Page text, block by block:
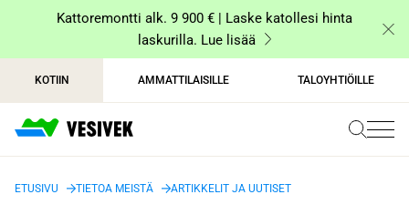
sisältöönKattoremontti alk. 9 900 € | Laske katollesi hinta
laskurilla. Lue lisää
KOTIIN AMMATTILAISILLE TALOYHTIÖILLE
ETUSIVU TIETOA MEISTÄ ARTIKKELIT JA UUTISET